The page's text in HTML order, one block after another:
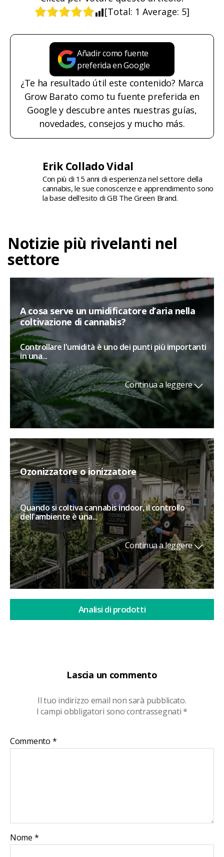
[Total: 1 Average: 5]
Añadir como fuente
preferida en Google
¿Te ha resultado útil este contenido? Marca
Grow Barato como tu fuente preferida en
Google y descubre antes nuestras guías,
novedades, consejos y mucho más.
Erik Collado Vidal
Con più di 15 anni di esperienza nel settore della
cannabis, le sue conoscenze e apprendimento sono
la base dell'esito di GB The Green Brand.
Lascia un commento
Il tuo indirizzo email non sarà pubblicato.
I campi obbligatori sono contrassegnati*
Commento *
Nome *
Notizie più rivelanti nel
settore
A cosa serve un umidificatore d’aria nella
coltivazione di cannabis?
Controllare l'umidità è uno dei punti più importanti
in una...
Continua a leggere
Ozonizzatore o ionizzatore
Quando si coltiva cannabis indoor, il controllo
dell'ambiente è una...
Continua a leggere
Analisi di prodotti